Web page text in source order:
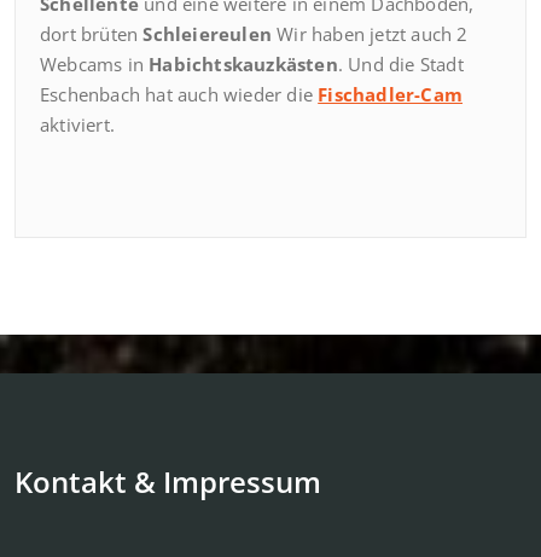
dort brütenSchleiereulen Wir haben jetzt auch 2
Webcams in Habichtskauzkästen. Und die Stadt
Eschenbach hat auch wieder die Fischadler-Cam
aktiviert.
Kontakt & Impressum